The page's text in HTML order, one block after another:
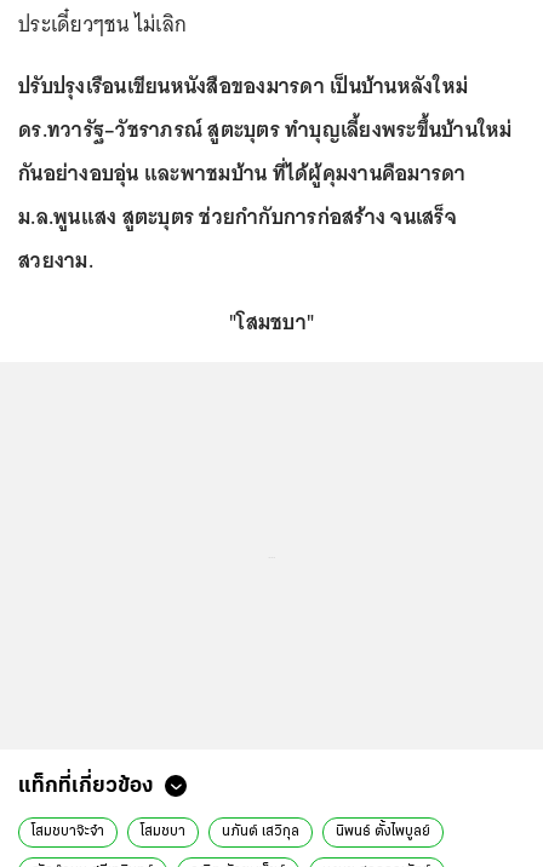
ประเดี๋ยวๆชน ไม่เลิก
ปรับปรุงเรือนเขียนหนังสือของมารดา เป็นบ้านหลังใหม่
ดร.ทวารัฐ–วัชราภรณ์ สูตะบุตร ทำบุญเลี้ยงพระขึ้นบ้านใหม่
กันอย่างอบอุ่น และพาชมบ้าน ที่ได้ผู้คุมงานคือมารดา
ม.ล.พูนแสง สูตะบุตร ช่วยกำกับการก่อสร้าง จนเสร็จ
สวยงาม.
"โสมชบา"
แท็กที่เกี่ยวข้อง
โสมชบาจ๊ะจ๋า โสมชบา นภันต์ เสวิกุล นิพนธ์ ตั้งไพบูลย์